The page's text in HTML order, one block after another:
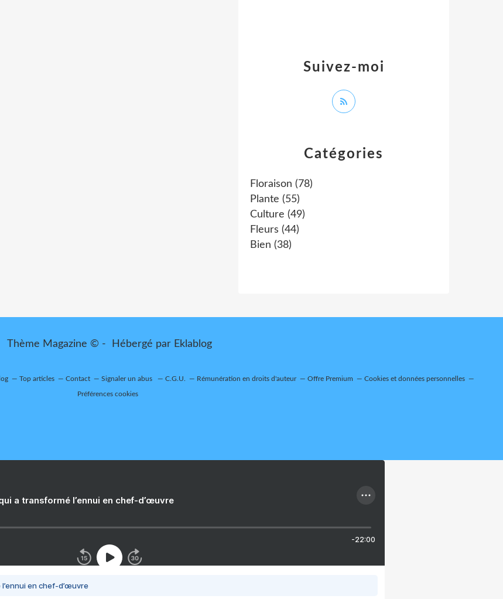
Catégories
Floraison (78)
Plante (55)
Culture (49)
Fleurs (44)
Bien (38)
Suivez-moi
Thème Magazine © - Hébergé par Eklablog
Top articles Contact Signaler un abus C.G.U. Rémunération en droits d'auteur Offre Premium Cookies et données personnelles
Préférences cookies
a transformé l’ennui en chef-d’œuvre
-22:00
en chef-d’œuvre